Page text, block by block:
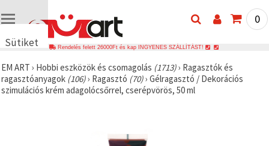
Sütiket
🍪 Cookie-
kat és
hasonló
0
Rendelés felett 26000Ft és kap INGYENES SZÁLLÍTÁST!
EM ART › Hobbi eszközök és csomagolás (1713)› Ragasztók és
ragasztóanyagok (106)› Ragasztó (70)› Gélragasztó / Dekorációs
szimulációs krém adagolócsőrrel, cserépvörös, 50 ml